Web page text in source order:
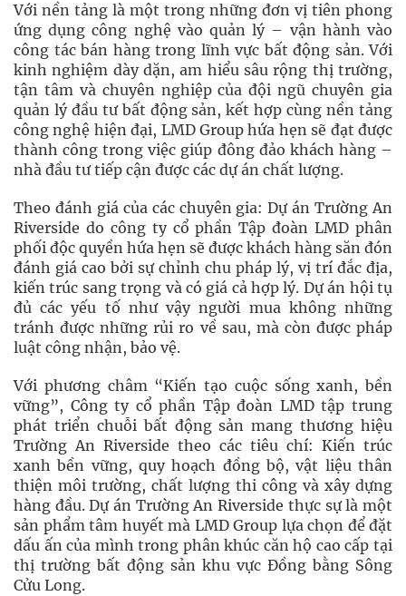
Với nền tảng là một trong những đơn vị tiên phong
ứng dụng công nghệ vào quản lý – vận hành vào
công tác bán hàng trong lĩnh vực bất động sản. Với
kinh nghiệm dày dặn, am hiểu sâu rộng thị trường,
tận tâm và chuyên nghiệp của đội ngũ chuyên gia
quản lý đầu tư bất động sản, kết hợp cùng nền tảng
công nghệ hiện đại, LMD Group hứa hẹn sẽ đạt được
thành công trong việc giúp đông đảo khách hàng –
nhà đầu tư tiếp cận được các dự án chất lượng.
Theo đánh giá của các chuyên gia: Dự án Trường An
Riverside do công ty cổ phần Tập đoàn LMD phân
phối độc quyền hứa hẹn sẽ được khách hàng săn đón
đánh giá cao bởi sự chỉnh chu pháp lý, vị trí đắc địa,
kiến trúc sang trọng và có giá cả hợp lý. Dự án hội tụ
đủ các yếu tố như vậy người mua không những
tránh được những rủi ro về sau, mà còn được pháp
luật công nhận, bảo vệ.
Với phương châm “Kiến tạo cuộc sống xanh, bền
vững”, Công ty cổ phần Tập đoàn LMD tập trung
phát triển chuỗi bất động sản mang thương hiệu
Trường An Riverside theo các tiêu chí: Kiến trúc
xanh bền vững, quy hoạch đồng bộ, vật liệu thân
thiện môi trường, chất lượng thi công và xây dựng
hàng đầu. Dự án Trường An Riverside thực sự là một
sản phẩm tâm huyết mà LMD Group lựa chọn để đặt
dấu ấn của mình trong phân khúc căn hộ cao cấp tại
thị trường bất động sản khu vực Đồng bằng Sông
Cửu Long.